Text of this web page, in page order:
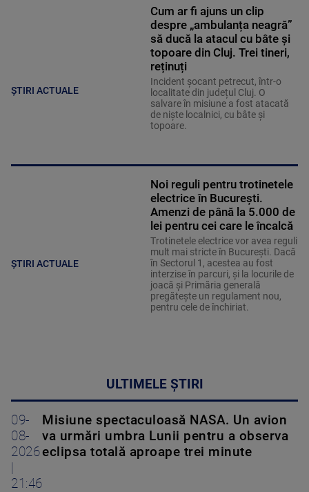
ȘTIRI ACTUALE
Cum ar fi ajuns un clip
despre „ambulanța neagră”
să ducă la atacul cu bâte și
topoare din Cluj. Trei tineri,
reținuți
Incident șocant petrecut, într-o
localitate din județul Cluj. O
salvare în misiune a fost atacată
de niște localnici, cu bâte și
topoare.
ȘTIRI ACTUALE
Noi reguli pentru trotinetele
electrice în București.
Amenzi de până la 5.000 de
lei pentru cei care le încalcă
Trotinetele electrice vor avea reguli
mult mai stricte în București. Dacă
în Sectorul 1, acestea au fost
interzise în parcuri, și la locurile de
joacă și Primăria generală
pregătește un regulament nou,
pentru cele de închiriat.
ULTIMELE ȘTIRI
09-
08-
2026
|
21:46
Misiune spectaculoasă NASA. Un avion
va urmări umbra Lunii pentru a observa
eclipsa totală aproape trei minute